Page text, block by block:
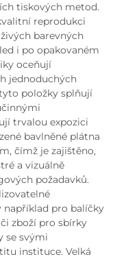
tiskových metod.
reprodukci
barevných
i po opakovaném
oceňují
jednoduchých
položky splňují
trvalou expozici
bavlněné plátna
čímž je zajištěno,
a vizuálně
požadavků.
například pro balíčky
zboží pro sbírky
se svými
instituce. Velká